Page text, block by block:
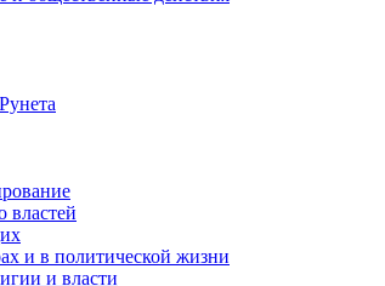
властей
и в политической жизни
и власти